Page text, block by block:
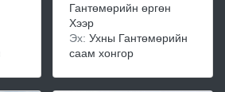
Гантөмөрийн өргөн
Хээр
Эх: Ухны Гантөмөрийн
саам хонгор